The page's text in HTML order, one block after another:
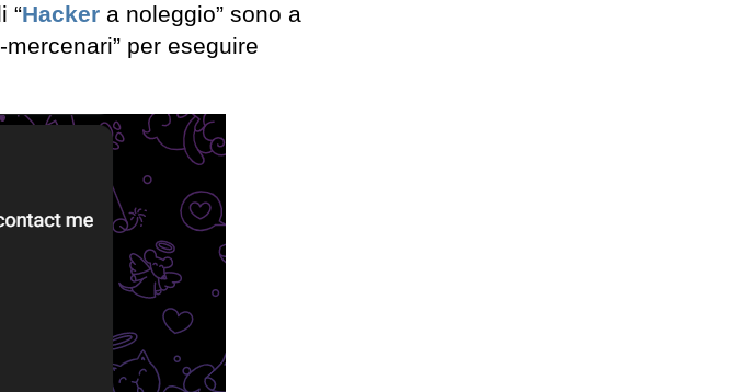
“Hacker a noleggio” sono a
per eseguire